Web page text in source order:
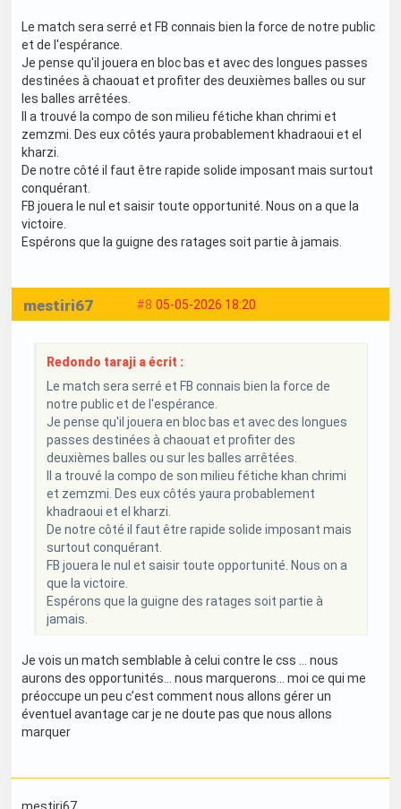
Le match sera serré et FB connais bien la force de notre public
et de l'espérance.
Je pense qu'il jouera en bloc bas et avec des longues passes
destinées à chaouat et profiter des deuxièmes balles ou sur
les balles arrêtées.
Il a trouvé la compo de son milieu fétiche khan chrimi et
zemzmi. Des eux côtés yaura probablement khadraoui et el
kharzi.
De notre côté il faut être rapide solide imposant mais surtout
conquérant.
FB jouera le nul et saisir toute opportunité. Nous on a que la
victoire.
Espérons que la guigne des ratages soit partie à jamais.
#8 05-05-2026 18:20
mestiri67
Redondo taraji a écrit :
Le match sera serré et FB connais bien la force de
notre public et de l'espérance.
Je pense qu'il jouera en bloc bas et avec des longues
passes destinées à chaouat et profiter des
deuxièmes balles ou sur les balles arrêtées.
Il a trouvé la compo de son milieu fétiche khan chrimi
et zemzmi. Des eux côtés yaura probablement
khadraoui et el kharzi.
De notre côté il faut être rapide solide imposant mais
surtout conquérant.
FB jouera le nul et saisir toute opportunité. Nous on a
que la victoire.
Espérons que la guigne des ratages soit partie à
jamais.
Je vois un match semblable à celui contre le css … nous
aurons des opportunités… nous marquerons… moi ce qui me
préoccupe un peu c’est comment nous allons gérer un
éventuel avantage car je ne doute pas que nous allons
marquer
mestiri67